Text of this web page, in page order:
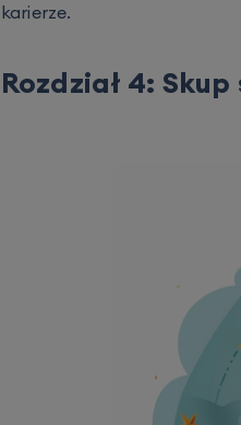
karierze.
Rozdział 4: